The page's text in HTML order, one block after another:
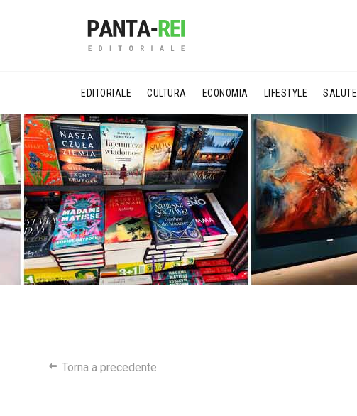
EDITORIALE CULTURA ECONOMIA LIFESTYLE SALUTE
Torna a precedente